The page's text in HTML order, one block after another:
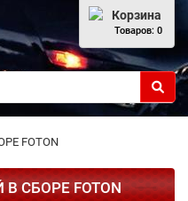
Корзина
Товаров: 0
FOTON
СБОРЕ FOTON